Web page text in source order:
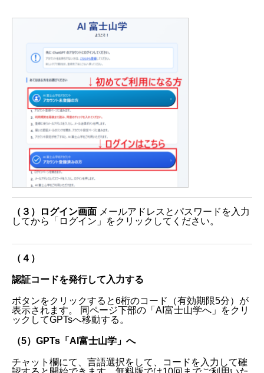
（３）ログイン画面 メールアドレスとパスワードを入力
してから「ログイン」をクリックしてください。
（４）
認証コードを発行して入力する
ボタンをクリックすると6桁のコード（有効期限5分）が
表示されます。 同ページ下部の「AI富士山学へ」をクリ
ックしてGPTsへ移動する。
（5）GPTs「AI富士山学」へ
チャット欄にて、言語選択をして、コードを入力して確